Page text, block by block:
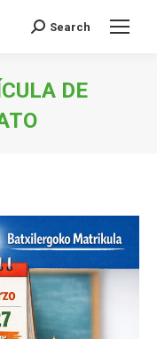
Buscar:
Search
DE